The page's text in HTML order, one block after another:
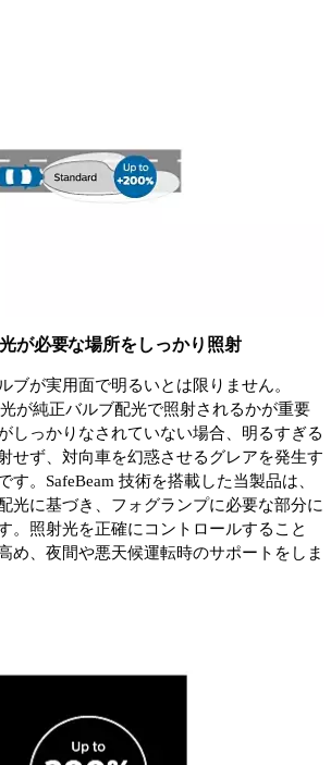
が必要な場所をしっかり照射
ブが実用面で明るいとは限りません。
が純正バルブ配光で照射されるかが重要
しっかりなされていない場合、明るすぎる
せず、対向車を幻惑させるグレアを発生す
す。SafeBeam 技術を搭載した当製品は、
光に基づき、フォグランプに必要な部分に
。照射光を正確にコントロールすること
め、夜間や悪天候運転時のサポートをしま